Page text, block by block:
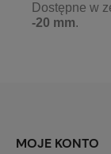
Dostępne w
-20 mm.
MOJE KONTO